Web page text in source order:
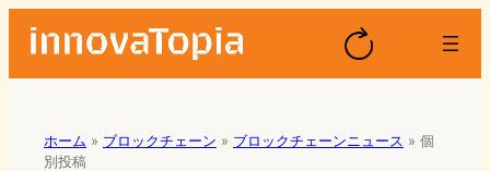
ホーム » ブロックチェーン » ブロックチェーンニュース » 個
別投稿